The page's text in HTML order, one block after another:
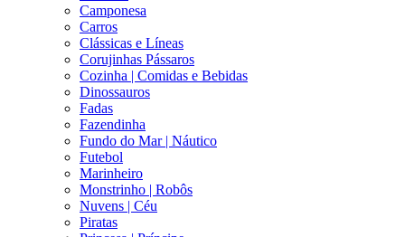
Camponesa
Carros
Clássicas e Líneas
Corujinhas Pássaros
Cozinha | Comidas e Bebidas
Dinossauros
Fadas
Fazendinha
Fundo do Mar | Náutico
Futebol
Marinheiro
Monstrinho | Robôs
Nuvens | Céu
Piratas